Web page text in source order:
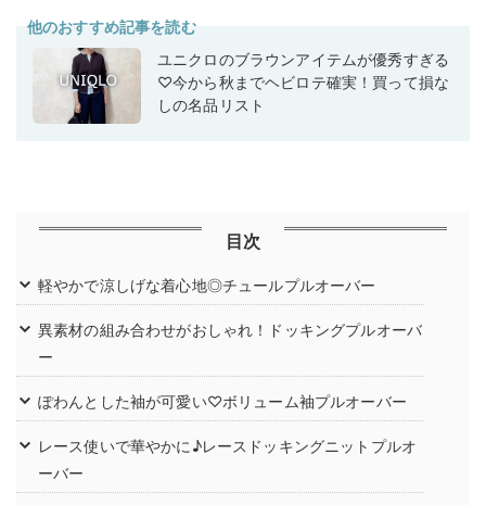
他のおすすめ記事を読む
ユニクロのブラウンアイテムが優秀すぎる
♡今から秋までヘビロテ確実！買って損な
しの名品リスト
目次
軽やかで涼しげな着心地◎チュールプルオーバー
異素材の組み合わせがおしゃれ！ドッキングプルオーバ
ー
ぽわんとした袖が可愛い♡ボリューム袖プルオーバー
レース使いで華やかに♪レースドッキングニットプルオ
ーバー